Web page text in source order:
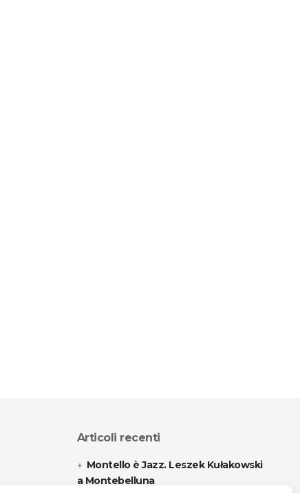
Articoli recenti
Montello è Jazz. Leszek Kułakowski
a Montebelluna